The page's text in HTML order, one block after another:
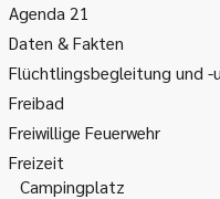
Agenda 21
Daten & Fakten
Flüchtlingsbegleitung und -
Freibad
Freiwillige Feuerwehr
Freizeit
Campingplatz